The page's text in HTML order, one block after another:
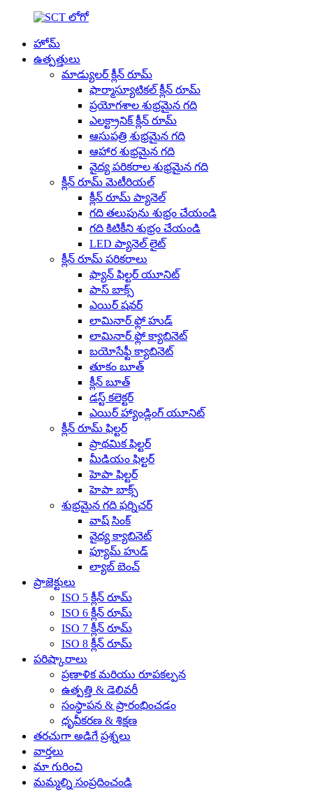
హోమ్
ఉత్పత్తులు
మాడ్యులర్ క్లీన్ రూమ్
ఫార్మాస్యూటికల్ క్లీన్ రూమ్
ప్రయోగశాల శుభ్రమైన గది
ఎలక్ట్రానిక్ క్లీన్ రూమ్
ఆసుపత్రి శుభ్రమైన గది
ఆహార శుభ్రమైన గది
వైద్య పరికరాల శుభ్రమైన గది
క్లీన్ రూమ్ మెటీరియల్
క్లీన్ రూమ్ ప్యానెల్
గది తలుపును శుభ్రం చేయండి
గది కిటికీని శుభ్రం చేయండి
LED ప్యానెల్ లైట్
క్లీన్ రూమ్ పరికరాలు
ఫ్యాన్ ఫిల్టర్ యూనిట్
పాస్ బాక్స్
ఎయిర్ షవర్
లామినార్ ఫ్లో హుడ్
లామినార్ ఫ్లో క్యాబినెట్
బయోసేఫ్టీ క్యాబినెట్
తూకం బూత్
క్లీన్ బూత్
డస్ట్ కలెక్టర్
ఎయిర్ హ్యాండ్లింగ్ యూనిట్
క్లీన్ రూమ్ ఫిల్టర్
ప్రాథమిక ఫిల్టర్
మీడియం ఫిల్టర్
హెపా ఫిల్టర్
హెపా బాక్స్
శుభ్రమైన గది ఫర్నిచర్
వాష్ సింక్
వైద్య క్యాబినెట్
ఫ్యూమ్ హుడ్
ల్యాబ్ బెంచ్
ప్రాజెక్టులు
ISO 5 క్లీన్ రూమ్
ISO 6 క్లీన్ రూమ్
ISO 7 క్లీన్ రూమ్
ISO 8 క్లీన్ రూమ్
పరిష్కారాలు
ప్రణాళిక మరియు రూపకల్పన
ఉత్పత్తి & డెలివరీ
సంస్థాపన & ప్రారంభించడం
ధృవీకరణ & శిక్షణ
తరచుగా అడిగే ప్రశ్నలు
వార్తలు
మా గురించి
మమ్మల్ని సంప్రదించండి